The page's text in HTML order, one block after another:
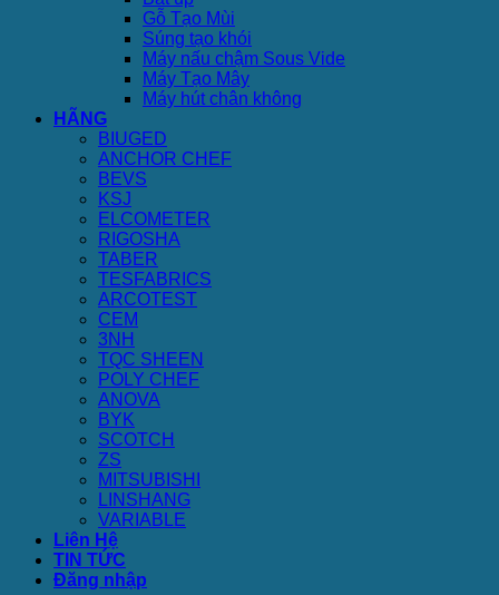
Gỗ Tạo Mùi
Súng tạo khói
Máy nấu chậm Sous Vide
Máy Tạo Mây
Máy hút chân không
HÃNG
BIUGED
ANCHOR CHEF
BEVS
KSJ
ELCOMETER
RIGOSHA
TABER
TESFABRICS
ARCOTEST
CEM
3NH
TQC SHEEN
POLY CHEF
ANOVA
BYK
SCOTCH
ZS
MITSUBISHI
LINSHANG
VARIABLE
Liên Hệ
TIN TỨC
Đăng nhập